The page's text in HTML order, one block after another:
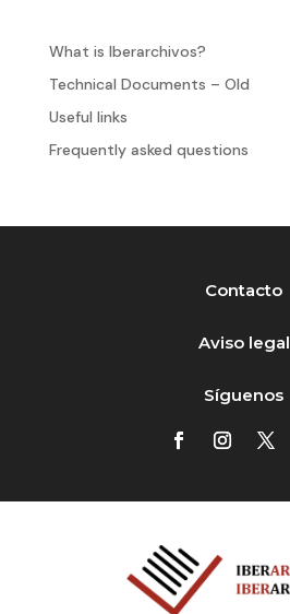
What is Iberarchivos?
Technical Documents – Old
Useful links
Frequently asked questions
Contacto
Aviso legal
Síguenos